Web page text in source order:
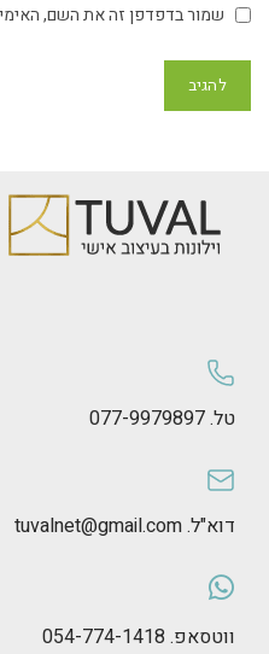
שמור בדפדפן זה את השם,
טל. 077-9979897
דוא"ל. tuvalnet@gmail.com
ווטסאפ. 054-774-1418